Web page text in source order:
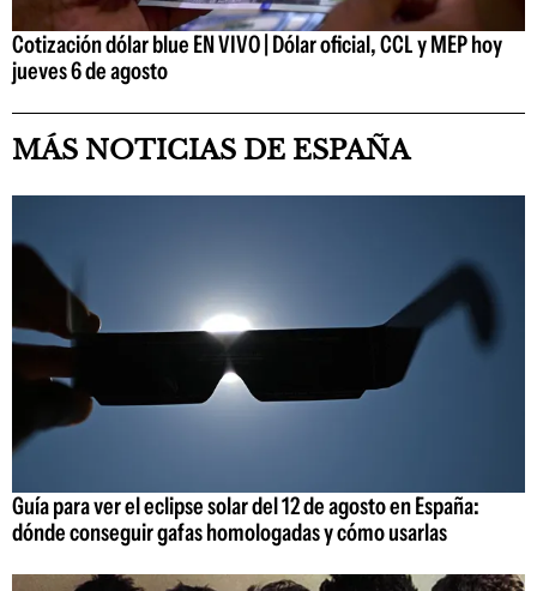
Cotización dólar blue EN VIVO | Dólar oficial, CCL y MEP hoy
jueves 6 de agosto
MÁS NOTICIAS DE ESPAÑA
Guía para ver el eclipse solar del 12 de agosto en España:
dónde conseguir gafas homologadas y cómo usarlas